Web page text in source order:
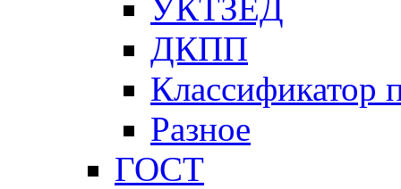
УКТЗЕД
ДКПП
Классификатор
Разное
ГОСТ